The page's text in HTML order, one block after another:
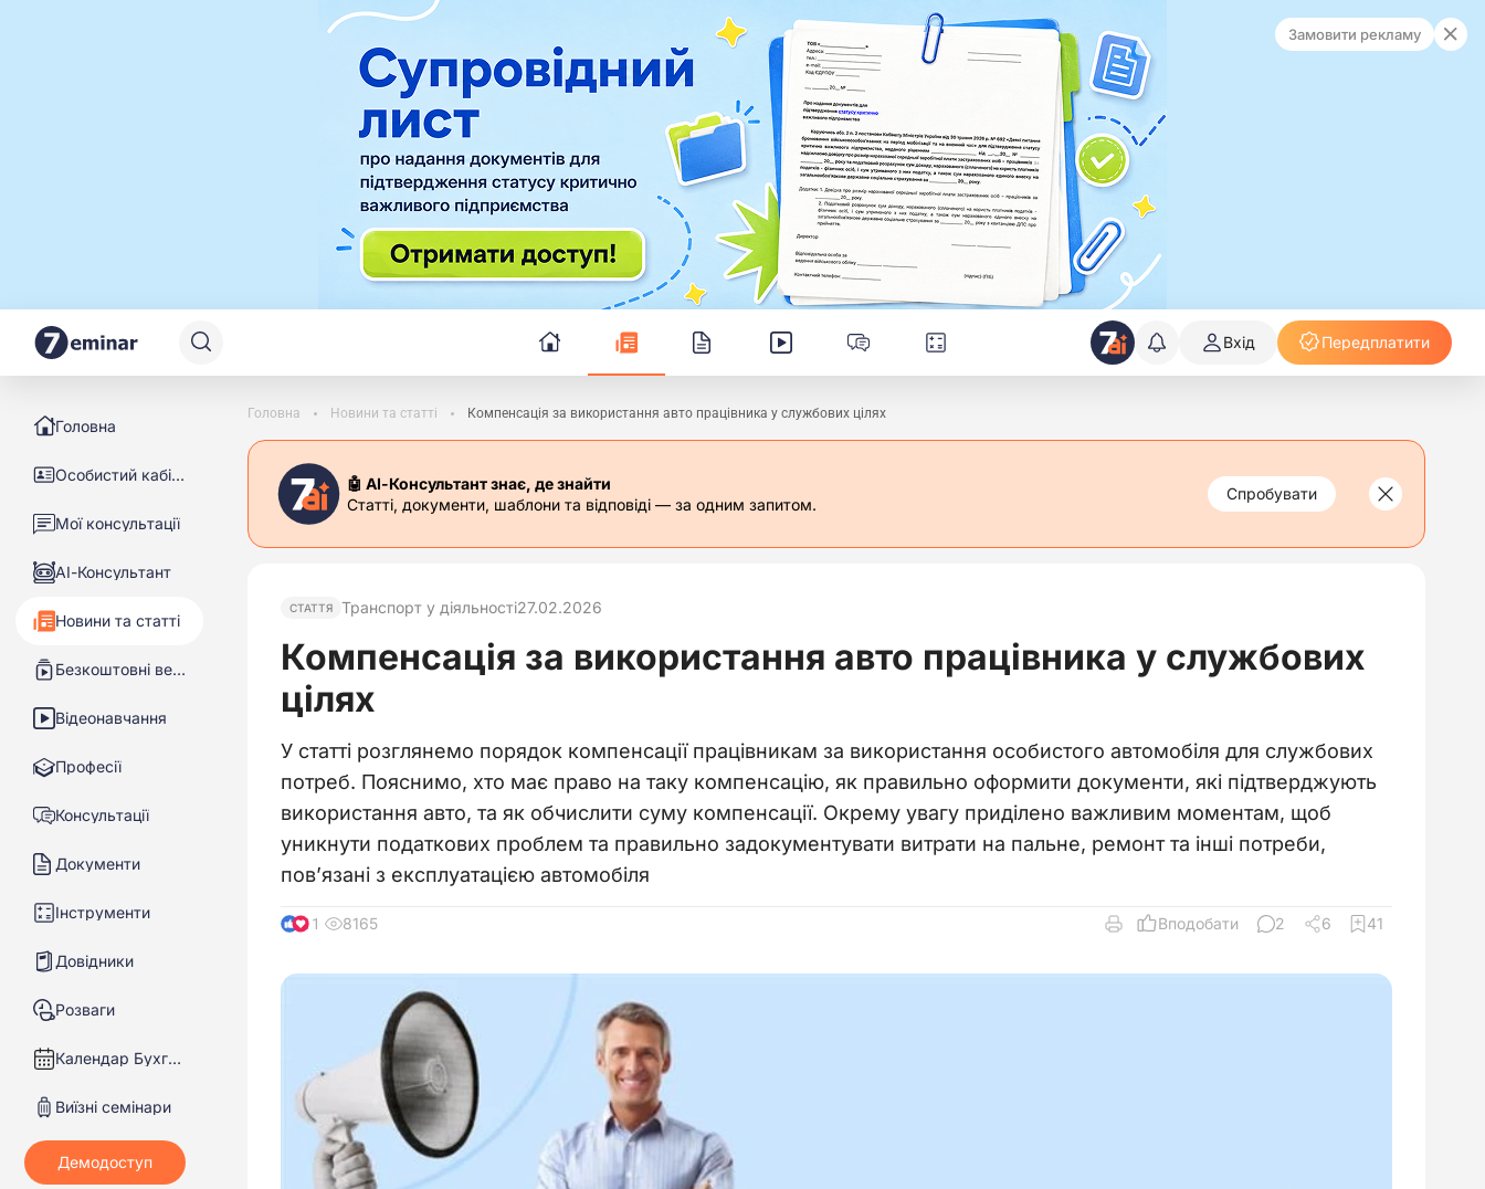
Замовити рекламу
Вхід Передплатити
Головна
Особистий кабінет
Мої консультації
АІ-Консультант
Новини та статті
Безкоштовні вебінари
Відеонавчання
Професії
Консультації
Документи
Інструменти
Довідники
Розваги
Календар Бухгалтера
Виїзні семінари
Головна Новини та статті Компенсація за використання авто працівника у службових цілях
🤖 АІ-Консультант знає, де знайти
Статті, документи, шаблони та відповіді — за одним запитом.
Спробувати
СТАТТЯ Транспорт у діяльності27.02.2026
Компенсація за використання авто працівника у службових
цілях
У статті розглянемо порядок компенсації працівникам за використання особистого автомобіля для службових
потреб. Пояснимо, хто має право на таку компенсацію, як правильно оформити документи, які підтверджують
використання авто, та як обчислити суму компенсації. Окрему увагу приділено важливим моментам, щоб
уникнути податкових проблем та правильно задокументувати витрати на пальне, ремонт та інші потреби,
пов’язані з експлуатацією автомобіля
11 8165 Вподобати 2 6 41